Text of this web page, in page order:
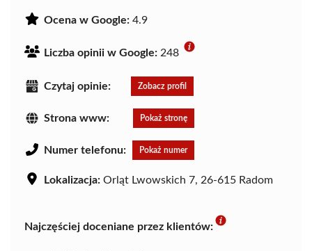
Ocena w Google: 4.9
Liczba opinii w Google: 248
Czytaj opinie: Zobacz profil
Strona www: Pokaż stronę
Numer telefonu: Pokaż numer
Lokalizacja: Orląt Lwowskich 7, 26-615 Radom
Najczęściej doceniane przez klientów: